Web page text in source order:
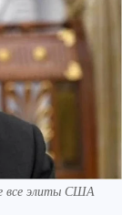
все элиты США